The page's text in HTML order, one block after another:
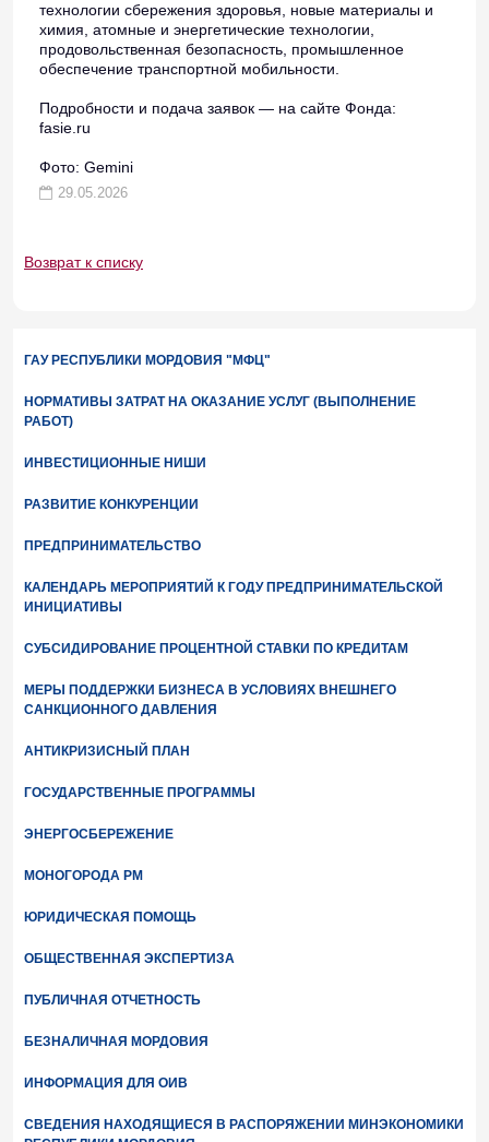
ГАУ РЕСПУБЛИКИ МОРДОВИЯ "МФЦ"
НОРМАТИВЫ ЗАТРАТ НА ОКАЗАНИЕ УСЛУГ (ВЫПОЛНЕНИЕ
РАБОТ)
ИНВЕСТИЦИОННЫЕ НИШИ
РАЗВИТИЕ КОНКУРЕНЦИИ
ПРЕДПРИНИМАТЕЛЬСТВО
КАЛЕНДАРЬ МЕРОПРИЯТИЙ К ГОДУ ПРЕДПРИНИМАТЕЛЬСКОЙ
ИНИЦИАТИВЫ
СУБСИДИРОВАНИЕ ПРОЦЕНТНОЙ СТАВКИ ПО КРЕДИТАМ
МЕРЫ ПОДДЕРЖКИ БИЗНЕСА В УСЛОВИЯХ ВНЕШНЕГО
САНКЦИОННОГО ДАВЛЕНИЯ
АНТИКРИЗИСНЫЙ ПЛАН
ГОСУДАРСТВЕННЫЕ ПРОГРАММЫ
ЭНЕРГОСБЕРЕЖЕНИЕ
МОНОГОРОДА РМ
ЮРИДИЧЕСКАЯ ПОМОЩЬ
ОБЩЕСТВЕННАЯ ЭКСПЕРТИЗА
ПУБЛИЧНАЯ ОТЧЕТНОСТЬ
БЕЗНАЛИЧНАЯ МОРДОВИЯ
ИНФОРМАЦИЯ ДЛЯ ОИВ
СВЕДЕНИЯ НАХОДЯЩИЕСЯ В РАСПОРЯЖЕНИИ МИНЭКОНОМИКИ
технологии сбережения здоровья, новые материалы и
химия, атомные и энергетические технологии,
продовольственная безопасность, промышленное
обеспечение транспортной мобильности.
Подробности и подача заявок — на сайте Фонда:
fasie.ru
Фото: Gemini
29.05.2026
Возврат к списку